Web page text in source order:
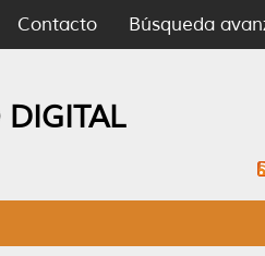
Contacto Búsqueda